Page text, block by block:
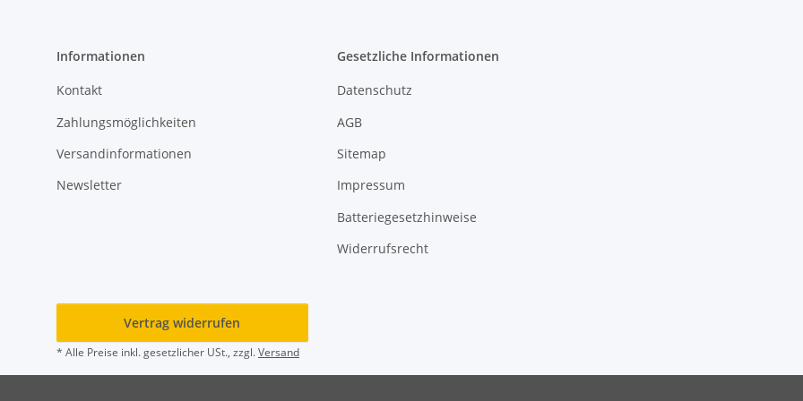
Informationen
Kontakt
Zahlungsmöglichkeiten
Versandinformationen
Newsletter
Gesetzliche Informationen
Datenschutz
AGB
Sitemap
Impressum
Batteriegesetzhinweise
Widerrufsrecht
Vertrag widerrufen
* Alle Preise inkl. gesetzlicher USt., zzgl.Versand